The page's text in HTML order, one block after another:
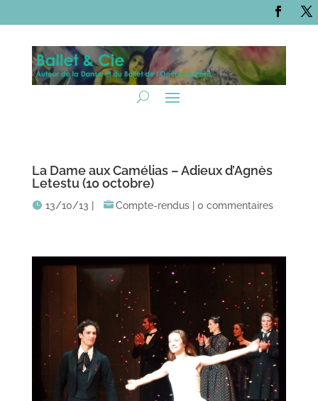
La Dame aux Camélias – Adieux d’Agnès
Letestu (10 octobre)
13/10/13 Compte-rendus| 0 commentaires